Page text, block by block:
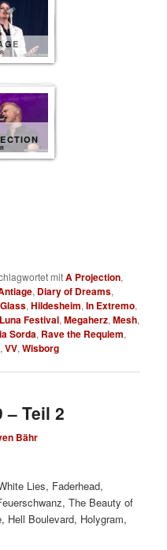
mitA Projection,
, Diary of Dreams,
,Hildesheim,In Extremo,
Festival,Megaherz,Mesh,
Sorda, Rave the Requiem,
,VV,Wisborg
– Teil 2
Bähr
Lies, Faderhead,
The Beauty of
Hell Boulevard, Holygram,